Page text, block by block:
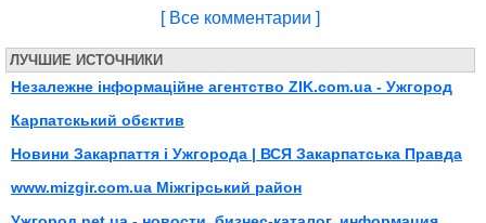
[ Все комментарии ]
ЛУЧШИЕ ИСТОЧНИКИ
Незалежне інформаційне агентство ZIK.com.ua - Ужгород
Карпатскький обєктив
Новини Закарпаття і Ужгорода | ВСЯ Закарпатська Правда
www.mizgir.com.ua Міжгірський район